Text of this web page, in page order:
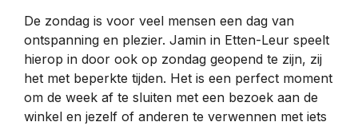
De zondag is voor veel mensen een dag van
ontspanning en plezier. Jamin in Etten-Leur speelt
hierop in door ook op zondag geopend te zijn, zij
het met beperkte tijden. Het is een perfect moment
om de week af te sluiten met een bezoek aan de
winkel en jezelf of anderen te verwennen met iets